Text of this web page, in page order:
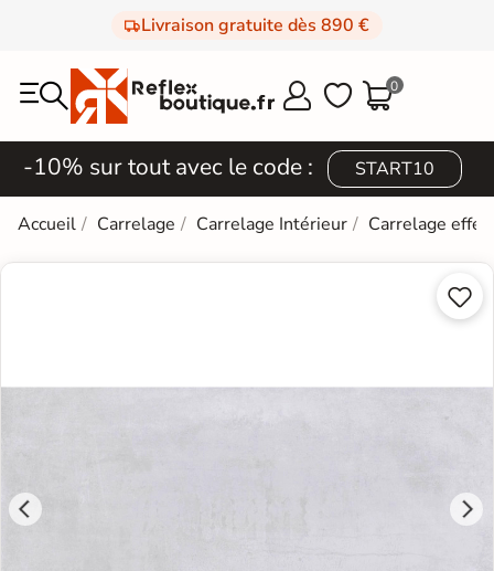
Livraison gratuite dès 890 €
  0
-10% sur tout avec le code : START10
Accueil Carrelage Carrelage Intérieur Carrelage

